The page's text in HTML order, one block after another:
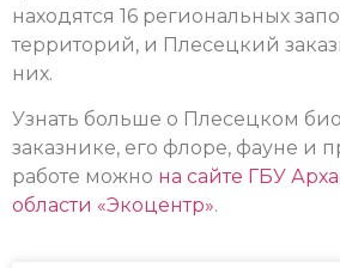
находятся 16 региональных
территорий, и Плесецкий
них.
Узнать больше о Плесецком
заказнике, его флоре, фауне и
работе можно на сайте ГБУ
области «Экоцентр».